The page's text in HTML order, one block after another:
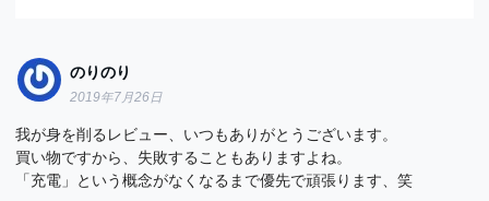
のりのり
2019年7月26日
我が身を削るレビュー、いつもありがとうございます。
買い物ですから、失敗することもありますよね。
「充電」という概念がなくなるまで優先で頑張ります、笑